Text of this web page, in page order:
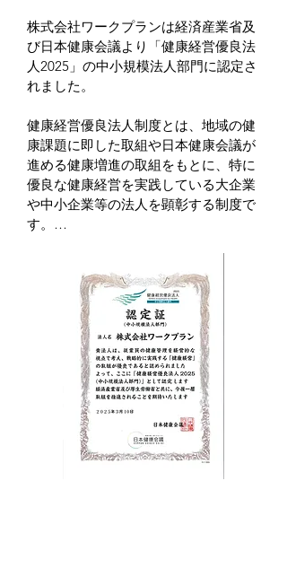
株式会社ワークプランは経済産業省及
び日本健康会議より「健康経営優良法
人2025」の中小規模法人部門に認定さ
れました。
健康経営優良法人制度とは、地域の健
康課題に即した取組や日本健康会議が
進める健康増進の取組をもとに、特に
優良な健康経営を実践している大企業
や中小企業等の法人を顕彰する制度で
す。
者、関係企業や金融機関などから「従
業員の健康管理を経営的な視点で考
え、戦略的に取り組んでいる法人」と
して社会的に評価を受けることができ
る環境を整備することを目的としてい
る制度です。
株式会社ワークプランは引き続き従業
員の心と身体の健康保持・増進に取り
組んでまいります。